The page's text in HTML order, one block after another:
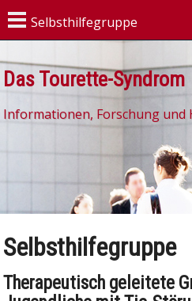
Das Tourette-Syndrom
Informationen, Forschung und
Selbsthilfegruppe
Therapeutisch geleitete